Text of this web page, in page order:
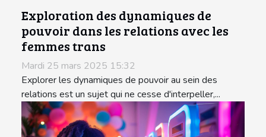
Exploration des dynamiques de
pouvoir dans les relations avec les
femmes trans
Mardi 25 mars 2025 15:32
Explorer les dynamiques de pouvoir au sein des
relations est un sujet qui ne cesse d'interpeller,...